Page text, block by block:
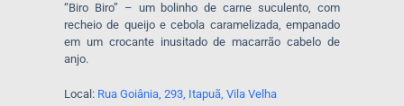
“Biro Biro” – um bolinho de carne suculento, com
recheio de queijo e cebola caramelizada, empanado
em um crocante inusitado de macarrão cabelo de
anjo.
Local: Rua Goiânia, 293, Itapuã, Vila Velha